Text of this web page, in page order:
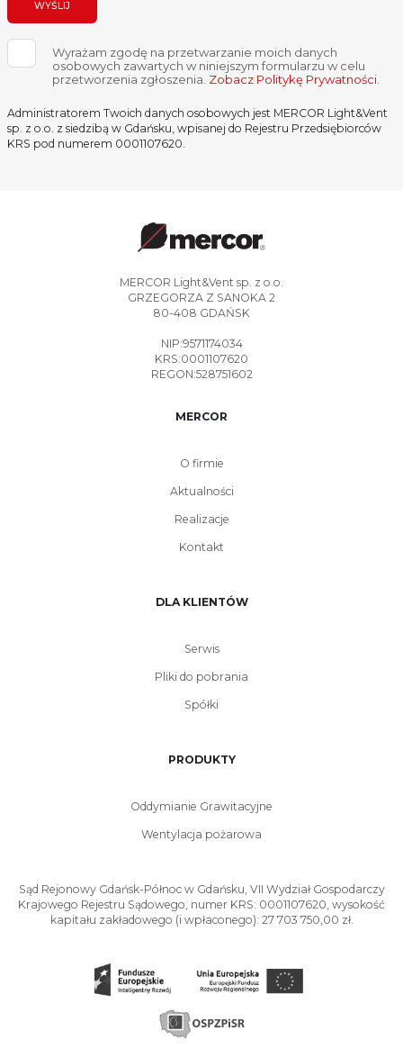
WYŚLIJ
Wyrażam zgodę na przetwarzanie moich danych
osobowych zawartych w niniejszym formularzu w celu
przetworzenia zgłoszenia. Zobacz Politykę Prywatności.
Administratorem Twoich danych osobowych jest MERCOR Light&Vent
sp. z o.o. z siedzibą w Gdańsku, wpisanej do Rejestru Przedsiębiorców
KRS pod numerem 0001107620.
MERCOR Light&Vent sp. z o.o.
GRZEGORZA Z SANOKA 2
80-408 GDAŃSK
NIP:9571174034
KRS:0001107620
REGON:528751602
MERCOR
O firmie
Aktualności
Realizacje
Kontakt
DLA KLIENTÓW
Serwis
Pliki do pobrania
Spółki
PRODUKTY
Oddymianie Grawitacyjne
Wentylacja pożarowa
Sąd Rejonowy Gdańsk-Północ w Gdańsku, VII Wydział Gospodarczy
Krajowego Rejestru Sądowego, numer KRS: 0001107620, wysokość
kapitału zakładowego (i wpłaconego): 27 703 750,00 zł.